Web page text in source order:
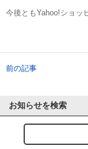
今後ともYahoo!ショッ
前の記事
お知らせを検索